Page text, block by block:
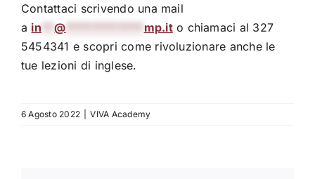
Contattaci scrivendo una mail
a in **@ mp.ito chiamaci al 327
5454341 e scopri come rivoluzionare anche le
tue lezioni di inglese.
6 Agosto 2022 VIVA Academy